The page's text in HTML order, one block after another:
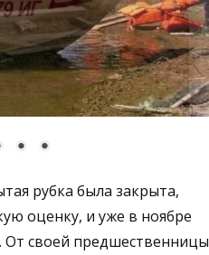
рубка была закрыта,
оценку, и уже в ноябре
От своей предшественницы